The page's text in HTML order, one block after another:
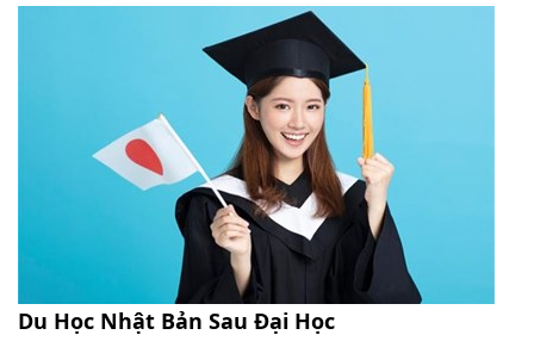
Du Học Nhật Bản Sau Đại Học